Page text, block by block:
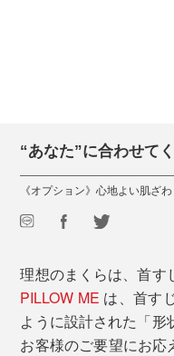
“あなた”に合わせて
《オプション》心地よい肌ざ
理想のまくらは、首す
PILLOW ME は、首す
ように設計された「形
お客様のご要望にお応